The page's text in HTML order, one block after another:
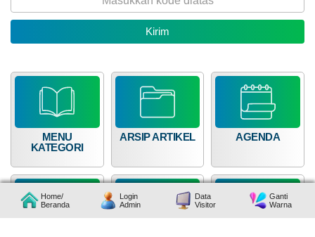
MENU
KATEGORI
ARSIP ARTIKEL AGENDA
Bunga Bank
Home/
Beranda
Login
Admin
Data
Visitor
Ganti
Warna